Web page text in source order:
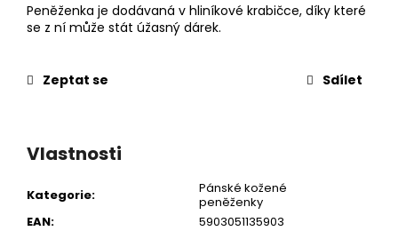
Peněženka je dodávaná v hliníkové krabičce, díky které
se z ní může stát úžasný dárek.
Zeptat se Sdílet
Vlastnosti
Kategorie:
Pánské kožené
peněženky
EAN:
5903051135903